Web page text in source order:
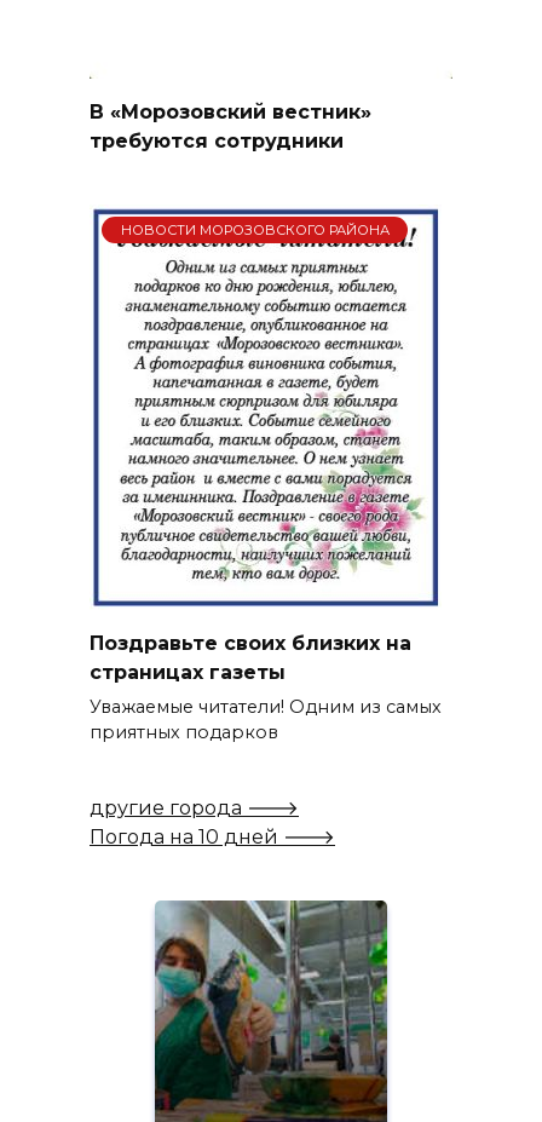
В «Морозовский вестник»
требуются сотрудники
НОВОСТИ МОРОЗОВСКОГО РАЙОНА
Поздравьте своих близких на
страницах газеты
Уважаемые читатели! Одним из самых
приятных подарков
другие города 🡒
Погода на 10 дней 🡒